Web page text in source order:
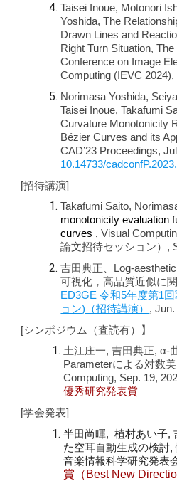
Taisei Inoue, Motonori
Yoshida, The
Drawn Lines and
Right Turn Situation,
Conference on Image
Computing (IEVC 2024),
Norimasa Yoshida, Seiya
Taisei Inoue, Takafumi
Curvature Monotonicity
Bézier Curves and its
CAD’23 Proceedings,
10.14733/
[招待講演]
Takafumi Saito,
monotonicity evaluation
curves ,Visual
論文招待セッション）,
吉田典正、Log-
可視化，高品質近似に
ED3GE 令和5年度第1
ョン)（招待講演） , Jun.
[シンポジウム（査読有）】
土江庄一, 吉田典正, α-
Parameterによる対数
Computing, Sep. 19,
優秀研究発表賞
[学会発表]
半田尚暉, 植村あい子,
た空耳自動生成の検討,
音楽情報科学研究発表
賞（Best New